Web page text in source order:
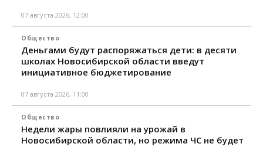
07 августа 2026, 12:00
Общество
Деньгами будут распоряжаться дети: в десяти
школах Новосибирской области введут
инициативное бюджетирование
07 августа 2026, 11:00
Общество
Недели жары повлияли на урожай в
Новосибирской области, но режима ЧС не будет